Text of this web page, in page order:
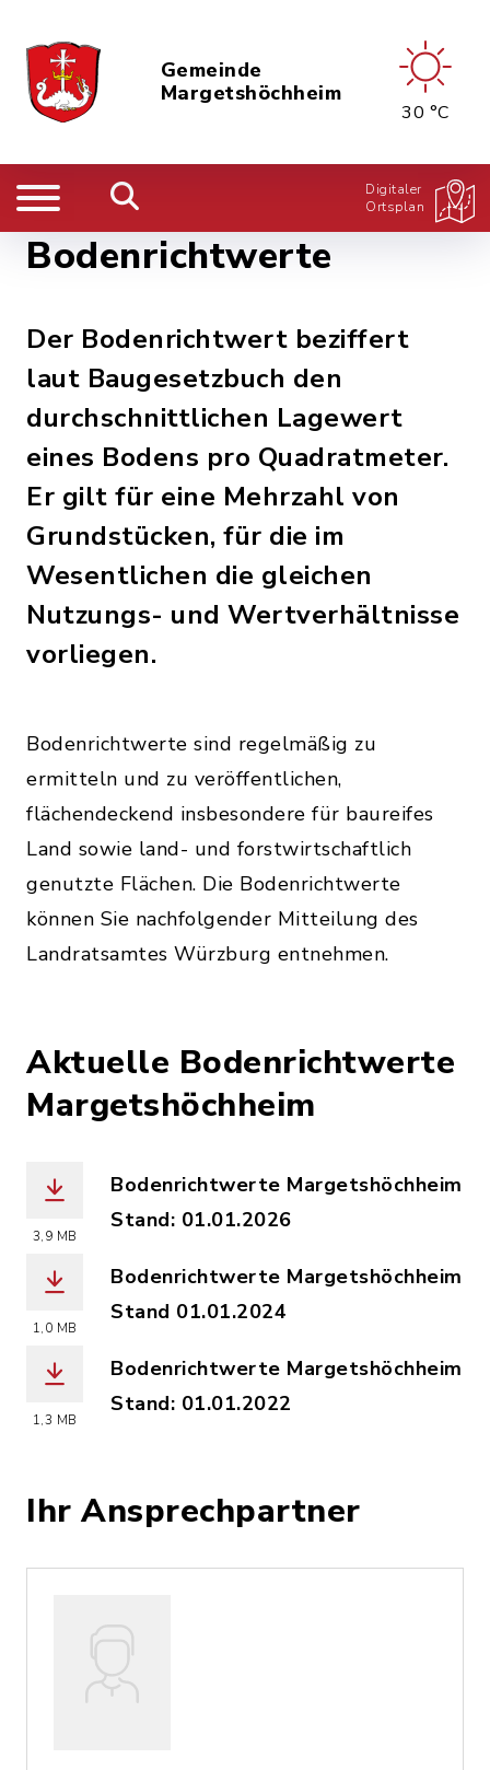
Gemeinde
Margetshöchheim
30 °C
Digitaler
Ortsplan
Bodenrichtwerte
Der Bodenrichtwert beziffert
laut Baugesetzbuch den
durchschnittlichen Lagewert
eines Bodens pro Quadratmeter.
Er gilt für eine Mehrzahl von
Grundstücken, für die im
Wesentlichen die gleichen
Nutzungs- und Wertverhältnisse
vorliegen.
Bodenrichtwerte sind regelmäßig zu
ermitteln und zu veröffentlichen,
flächendeckend insbesondere für baureifes
Land sowie land- und forstwirtschaftlich
genutzte Flächen. Die Bodenrichtwerte
können Sie nachfolgender Mitteilung des
Landratsamtes Würzburg entnehmen.
Aktuelle Bodenrichtwerte
Margetshöchheim
3,9 MB
Bodenrichtwerte Margetshöchheim
Stand: 01.01.2026
1,0 MB
Bodenrichtwerte Margetshöchheim
Stand 01.01.2024
1,3 MB
Bodenrichtwerte Margetshöchheim
Stand: 01.01.2022
Ihr Ansprechpartner